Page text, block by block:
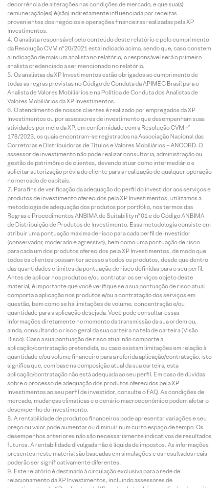
decorrência de alterações nas condições de mercado, e que sua(s)
remuneração(es) é(são) indiretamente influenciada por receitas
provenientes dos negócios e operações financeiras realizadas pela XP
Investimentos.
O analista responsável pelo conteúdo deste relatório e pelo cumprimento
da Resolução CVM nº 20/2021 está indicado acima, sendo que, caso constem
a indicação de mais um analista no relatório, o responsável será o primeiro
analista credenciado a ser mencionado no relatório.
Os analistas da XP Investimentos estão obrigados ao cumprimento de
todas as regras previstas no Código de Conduta da APIMEC Brasil para o
Analista de Valores Mobiliários e na Política de Conduta dos Analistas de
Valores Mobiliários da XP Investimentos.
O atendimento de nossos clientes é realizado por empregados da XP
Investimentos ou por assessores de investimento que desempenham suas
atividades por meio da XP, em conformidade com a Resolução CVM nº
178/2023, os quais encontram-se registrados na Associação Nacional das
Corretoras e Distribuidoras de Títulos e Valores Mobiliários – ANCORD. O
assessor de investimento não pode realizar consultoria, administração ou
gestão de patrimônio de clientes, devendo atuar como intermediário e
solicitar autorização prévia do cliente para a realização de qualquer operação
no mercado de capitais.
Para fins de verificação da adequação do perfil do investidor aos serviços e
produtos de investimento oferecidos pela XP Investimentos, utilizamos a
metodologia de adequação dos produtos por portfólio, nos termos das
Regras e Procedimentos ANBIMA de Suitability nº 01 e do Código ANBIMA
de Distribuição de Produtos de Investimento. Essa metodologia consiste em
atribuir uma pontuação máxima de risco para cada perfil de investidor
(conservador, moderado e agressivo), bem como uma pontuação de risco
para cada um dos produtos oferecidos pela XP Investimentos, de modo que
todos os clientes possam ter acesso a todos os produtos, desde que dentro
das quantidades e limites da pontuação de risco definidas para o seu perfil.
Antes de aplicar nos produtos e/ou contratar os serviços objeto deste
material, é importante que você verifique se a sua pontuação de risco atual
comporta a aplicação nos produtos e/ou a contratação dos serviços em
questão, bem como se há limitações de volume, concentração e/ou
quantidade para a aplicação desejada. Você pode consultar essas
informações diretamente no momento da transmissão da sua ordem ou,
ainda, consultando o risco geral da sua carteira na tela de carteira (Visão
Risco). Caso a sua pontuação de risco atual não comporte a
aplicação/contratação pretendida, ou caso existam limitações em relação à
quantidade e/ou volume financeiro para a referida aplicação/contratação, isto
significa que, com base na composição atual da sua carteira, esta
aplicação/contratação não está adequada ao seu perfil. Em caso de dúvidas
sobre o processo de adequação dos produtos oferecidos pela XP
Investimentos ao seu perfil de investidor, consulte o FAQ. As condições de
mercado, mudanças climáticas e o cenário macroeconômico podem afetar o
desempenho do investimento.
A rentabilidade de produtos financeiros pode apresentar variações e seu
preço ou valor pode aumentar ou diminuir num curto espaço de tempo. Os
desempenhos anteriores não são necessariamente indicativos de resultados
futuros. A rentabilidade divulgada não é líquida de impostos. As informações
presentes neste material são baseadas em simulações e os resultados reais
poderão ser significativamente diferentes.
Este relatório é destinado à circulação exclusiva para a rede de
relacionamento da XP Investimentos, incluindo assessores de